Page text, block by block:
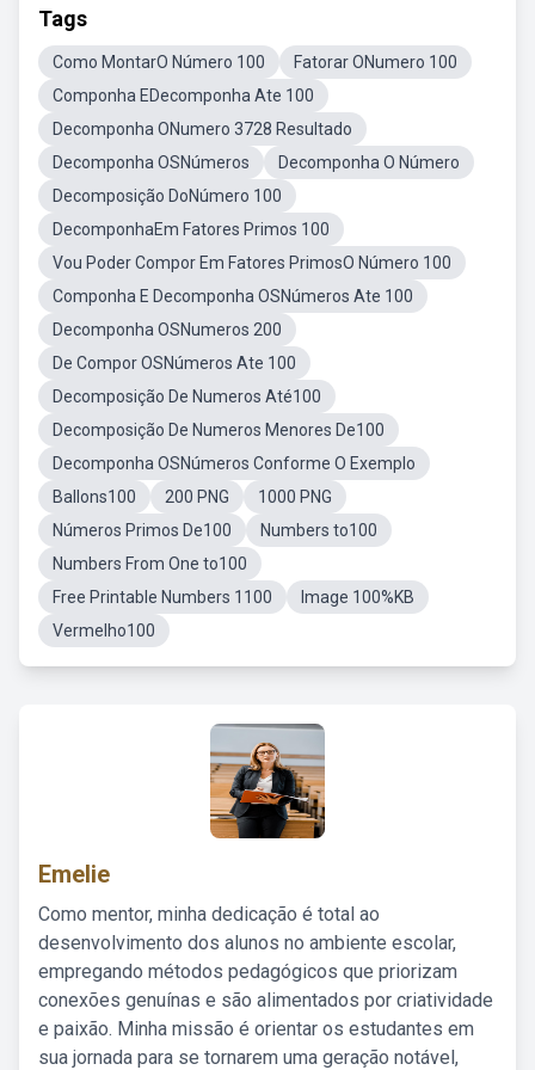
Tags
Como MontarO Número 100
Fatorar ONumero 100
Componha EDecomponha Ate 100
Decomponha ONumero 3728 Resultado
Decomponha OSNúmeros
Decomponha O Número
Decomposição DoNúmero 100
DecomponhaEm Fatores Primos 100
Vou Poder Compor Em Fatores PrimosO Número 100
Componha E Decomponha OSNúmeros Ate 100
Decomponha OSNumeros 200
De Compor OSNúmeros Ate 100
Decomposição De Numeros Até100
Decomposição De Numeros Menores De100
Decomponha OSNúmeros Conforme O Exemplo
Ballons100
200 PNG
1000 PNG
Números Primos De100
Numbers to100
Numbers From One to100
Free Printable Numbers 1100
Image 100%KB
Vermelho100
Emelie
Como mentor, minha dedicação é total ao
desenvolvimento dos alunos no ambiente escolar,
empregando métodos pedagógicos que priorizam
conexões genuínas e são alimentados por criatividade
e paixão. Minha missão é orientar os estudantes em
sua jornada para se tornarem uma geração notável,